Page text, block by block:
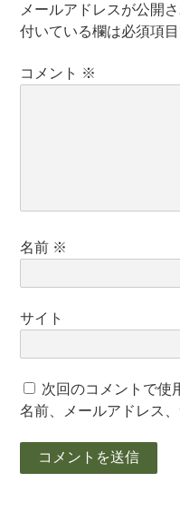
メールアドレスが公開
付いている欄は必須項
コメント ※
名前 ※
サイト
次回のコメントで使
名前、メールアドレス